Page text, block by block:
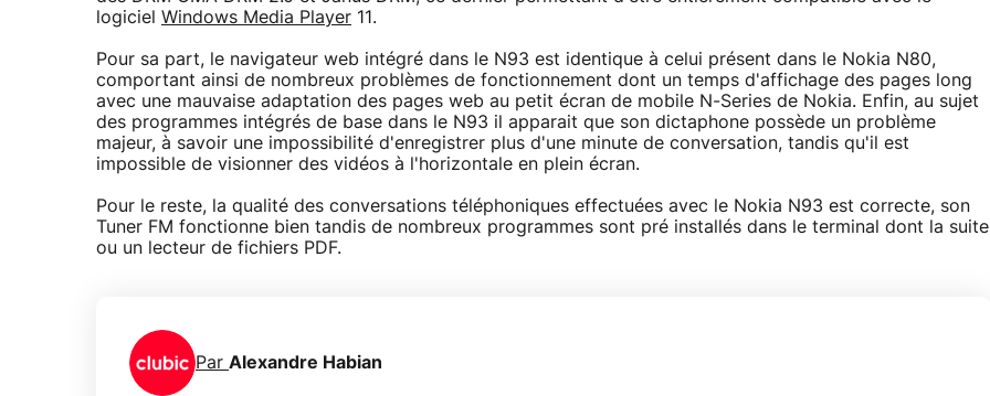
logiciel Windows Media Player 11.
Pour sa part, le navigateur web intégré dans le N93 est identique à celui présent dans le Nokia N80,
comportant ainsi de nombreux problèmes de fonctionnement dont un temps d'affichage des pages long
avec une mauvaise adaptation des pages web au petit écran de mobile N-Series de Nokia. Enfin, au sujet
des programmes intégrés de base dans le N93 il apparait que son dictaphone possède un problème
majeur, à savoir une impossibilité d'enregistrer plus d'une minute de conversation, tandis qu'il est
impossible de visionner des vidéos à l'horizontale en plein écran.
Pour le reste, la qualité des conversations téléphoniques effectuées avec le Nokia N93 est correcte, son
Tuner FM fonctionne bien tandis de nombreux programmes sont pré installés dans le terminal dont la suite
ou un lecteur de fichiers PDF.
Par Alexandre Habian